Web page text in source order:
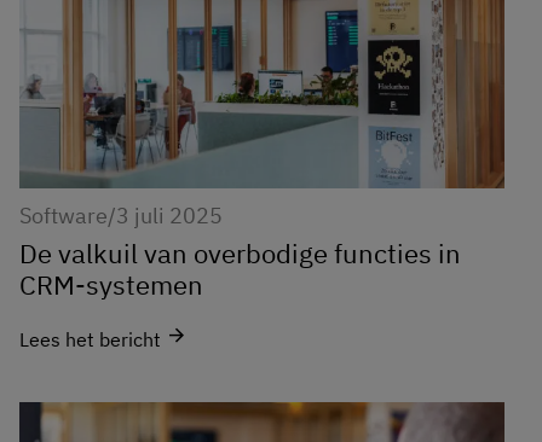
Software/3 juli 2025
De valkuil van overbodige functies in
CRM-systemen
Lees het bericht arrow_forward